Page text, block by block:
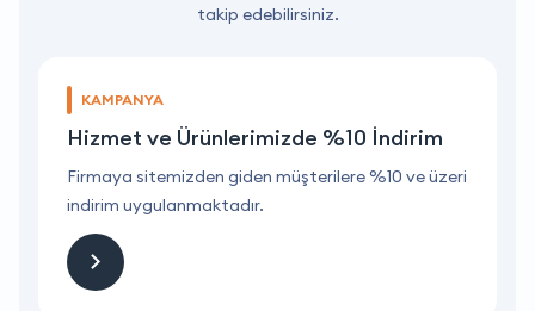
takip edebilirsiniz.
KAMPANYA
Hizmet ve Ürünlerimizde %10 İndirim
Firmaya sitemizden giden müşterilere %10 ve üzeri
indirim uygulanmaktadır.